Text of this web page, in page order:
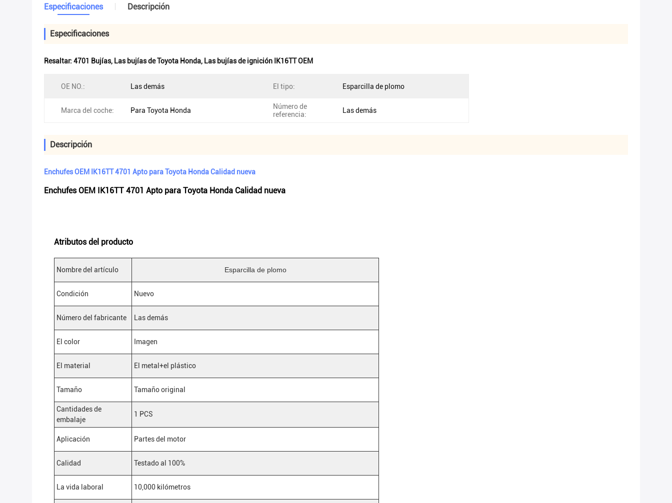
Especificaciones Descripción
Especificaciones
Resaltar: 4701 Bujías, Las bujías de Toyota Honda, Las bujías de ignición IK16TT OEM
OE NO.: Las demás El tipo: Esparcilla de plomo
Marca del coche: Para Toyota Honda
Número de
referencia:
Las demás
Descripción
Enchufes OEM IK16TT 4701 Apto para Toyota Honda Calidad nueva
Enchufes OEM IK16TT 4701 Apto para Toyota Honda Calidad nueva
Atributos del producto
Nombre del artículo Esparcilla de plomo
Condición Nuevo
Número del fabricante Las demás
El color Imagen
El material El metal+el plástico
Tamaño Tamaño original
Cantidades de
embalaje
1 PCS
Aplicación Partes del motor
Calidad Testado al 100%
La vida laboral 10,000 kilómetros